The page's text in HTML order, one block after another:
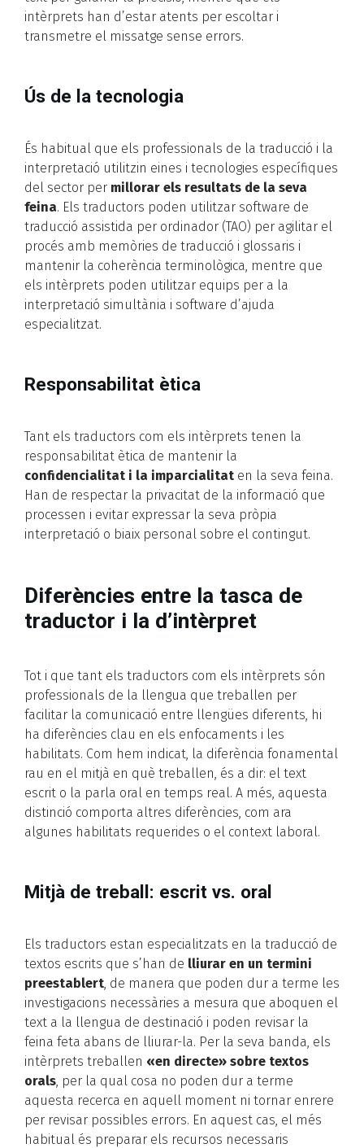
intèrprets han d’estar atents per escoltar i
transmetre el missatge sense errors.
Ús de la tecnologia
És habitual que els professionals de la traducció i la
interpretació utilitzin eines i tecnologies específiques
del sector per millorar els resultats de la seva
feina. Els traductors poden utilitzar software de
traducció assistida per ordinador (TAO) per agilitar el
procés amb memòries de traducció i glossaris i
mantenir la coherència terminològica, mentre que
els intèrprets poden utilitzar equips per a la
interpretació simultània i software d’ajuda
especialitzat.
Responsabilitat ètica
Tant els traductors com els intèrprets tenen la
responsabilitat ètica de mantenir la
confidencialitat i la imparcialitat en la seva feina.
Han de respectar la privacitat de la informació que
processen i evitar expressar la seva pròpia
interpretació o biaix personal sobre el contingut.
Diferències entre la tasca de
traductor i la d’intèrpret
Tot i que tant els traductors com els intèrprets són
professionals de la llengua que treballen per
facilitar la comunicació entre llengües diferents, hi
ha diferències clau en els enfocaments i les
habilitats. Com hem indicat, la diferència fonamental
rau en el mitjà en què treballen, és a dir: el text
escrit o la parla oral en temps real. A més, aquesta
distinció comporta altres diferències, com ara
algunes habilitats requerides o el context laboral.
Mitjà de treball: escrit vs. oral
Els traductors estan especialitzats en la traducció de
textos escrits que s’han de lliurar en un termini
preestablert , de manera que poden dur a terme les
investigacions necessàries a mesura que aboquen el
text a la llengua de destinació i poden revisar la
feina feta abans de lliurar-la. Per la seva banda, els
intèrprets treballen «en directe» sobre textos
orals , per la qual cosa no poden dur a terme
aquesta recerca en aquell moment ni tornar enrere
per revisar possibles errors. En aquest cas, el més
habitual és preparar els recursos necessaris